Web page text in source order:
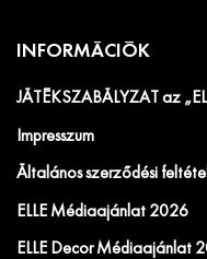
INFORMÁCIÓK
JÁTÉKSZABÁLYZAT az
Impresszum
Általános szerződési
ELLE Médiaajánlat 2026
ELLE Decor Médiaajánlat